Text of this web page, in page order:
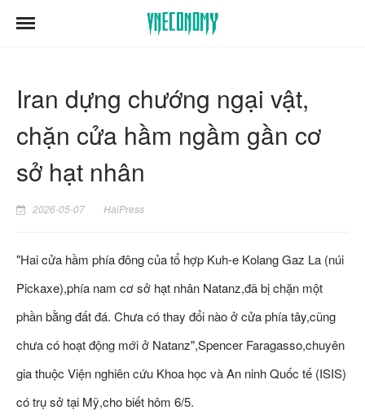
Iran dựng chướng ngại vật,
chặn cửa hầm ngầm gần cơ
sở hạt nhân
2026-05-07 HaiPress
"Hai cửa hầm phía đông của tổ hợp Kuh-e Kolang Gaz La (núi
Pickaxe),phía nam cơ sở hạt nhân Natanz,đã bị chặn một
phần bằng đất đá. Chưa có thay đổi nào ở cửa phía tây,cũng
chưa có hoạt động mới ở Natanz",Spencer Faragasso,chuyên
gia thuộc Viện nghiên cứu Khoa học và An ninh Quốc tế (ISIS)
có trụ sở tại Mỹ,cho biết hôm 6/5.